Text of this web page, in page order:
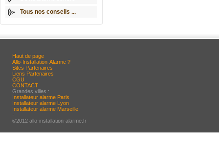
Tous nos conseils ...
Haut de page
Allo-Installation-Alarme ?
Sites Partenaires
Liens Partenaires
CGU
CONTACT
Grandes villes :
Installateur alarme Paris
Installateur alarme Lyon
Installateur alarme Marseille
-
©2012 allo-installation-alarme.fr